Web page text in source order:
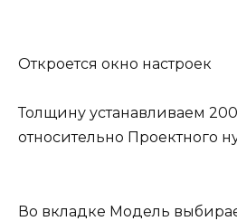
Откроется окно настроек
Толщину устанавливаем
относительно Проектного
Во вкладке Модель